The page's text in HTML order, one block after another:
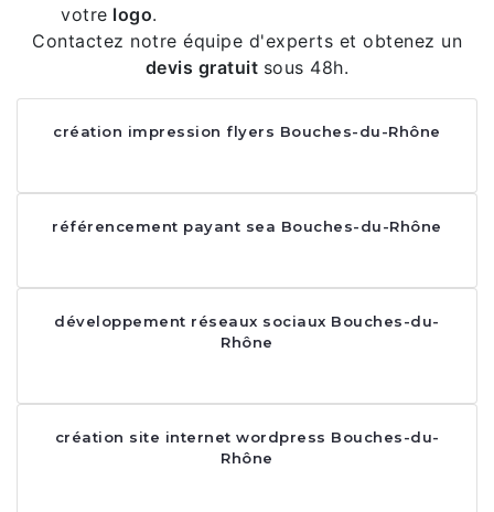
votre logo.
Contactez notre équipe d'experts et obtenez un
devis gratuit sous 48h.
création impression flyers Bouches-du-Rhône
référencement payant sea Bouches-du-Rhône
développement réseaux sociaux Bouches-du-
Rhône
création site internet wordpress Bouches-du-
Rhône